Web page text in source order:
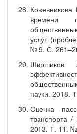
времени
услуг
№ 9. С.
Ширшиков
науки. 2018.
Оценка
транспорта
2013. Т. 11.